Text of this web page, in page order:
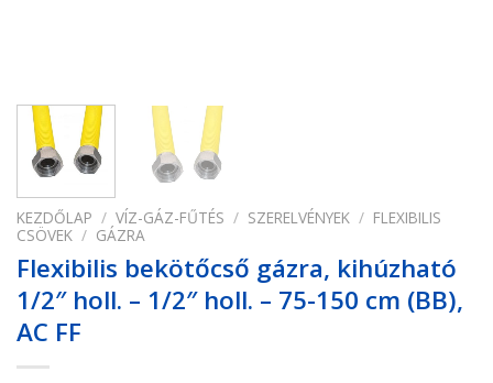
KEZDŐLAP / VÍZ-GÁZ-FŰTÉS / SZERELVÉNYEK / FLEXIBILIS
CSÖVEK / GÁZRA
Flexibilis bekötőcső gázra, kihúzható
1/2″ holl. – 1/2″ holl. – 75-150 cm (BB),
AC FF